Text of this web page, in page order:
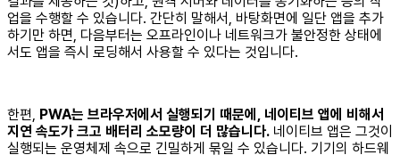
업을 수행할 수 있습니다. 간단히 말해서, 바탕화면에 일단 앱을 추가
하기만 하면, 다음부터는 오프라인이나 네트워크가 불안정한 상태에
서도 앱을 즉시 로딩해서 사용할 수 있다는 것입니다.
한편, PWA는 브라우저에서 실행되기 때문에, 네이티브 앱에 비해서
지연 속도가 크고 배터리 소모량이 더 많습니다. 네이티브 앱은 그것이
실행되는 운영체제 속으로 긴밀하게 묶일 수 있습니다. 기기의 하드웨